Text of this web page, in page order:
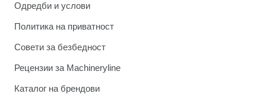
Одредби и услови
Политика на приватност
Совети за безбедност
Рецензии за Machineryline
Каталог на брендови